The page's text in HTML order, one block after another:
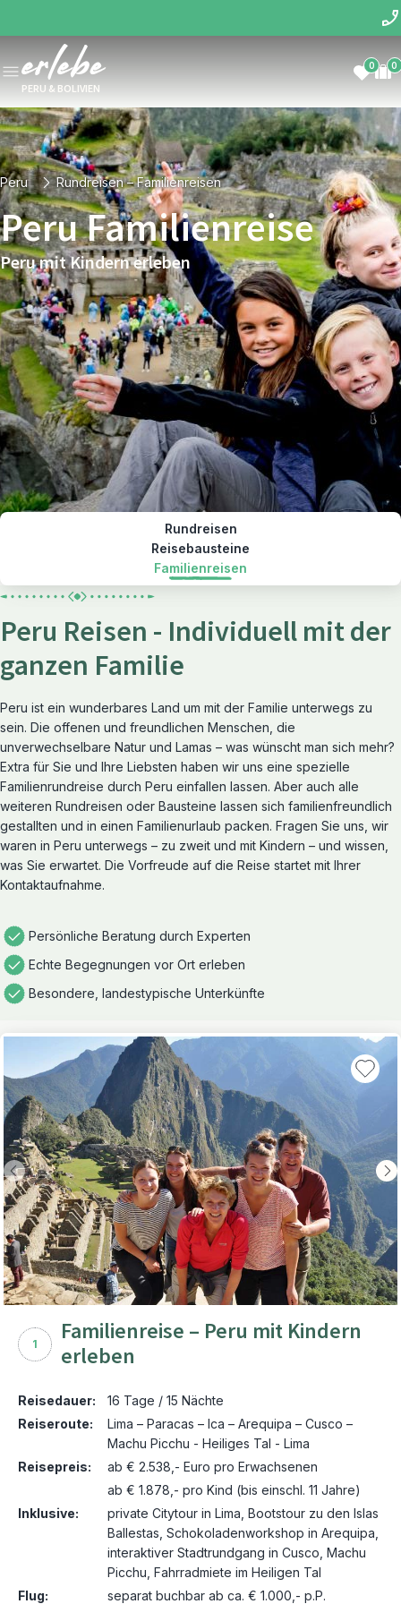
PERU & BOLIVIEN
0 0
Peru Rundreisen – Familienreisen
Peru Familienreise
Peru mit Kindern erleben
Rundreisen
Reisebausteine
Familienreisen
Peru Reisen - Individuell mit der
ganzen Familie
Peru ist ein wunderbares Land um mit der Familie unterwegs zu
sein. Die offenen und freundlichen Menschen, die
unverwechselbare Natur und Lamas – was wünscht man sich mehr?
Extra für Sie und Ihre Liebsten haben wir uns eine spezielle
Familienrundreise durch Peru einfallen lassen. Aber auch alle
weiteren Rundreisen oder Bausteine lassen sich familienfreundlich
gestallten und in einen Familienurlaub packen. Fragen Sie uns, wir
waren in Peru unterwegs – zu zweit und mit Kindern – und wissen,
was Sie erwartet. Die Vorfreude auf die Reise startet mit Ihrer
Kontaktaufnahme.
Persönliche Beratung durch Experten
Echte Begegnungen vor Ort erleben
Besondere, landestypische Unterkünfte
1
Familienreise – Peru mit Kindern
erleben
Reisedauer:
16 Tage / 15 Nächte
Reiseroute:
Lima – Paracas – Ica – Arequipa – Cusco –
Machu Picchu - Heiliges Tal - Lima
Reisepreis:
ab € 2.538,- Euro pro Erwachsenen
ab € 1.878,- pro Kind (bis einschl. 11 Jahre)
Inklusive:
private Citytour in Lima, Bootstour zu den Islas
Ballestas, Schokoladenworkshop in Arequipa,
interaktiver Stadtrundgang in Cusco, Machu
Picchu, Fahrradmiete im Heiligen Tal
Flug:
separat buchbar ab ca. € 1.000,- p.P.